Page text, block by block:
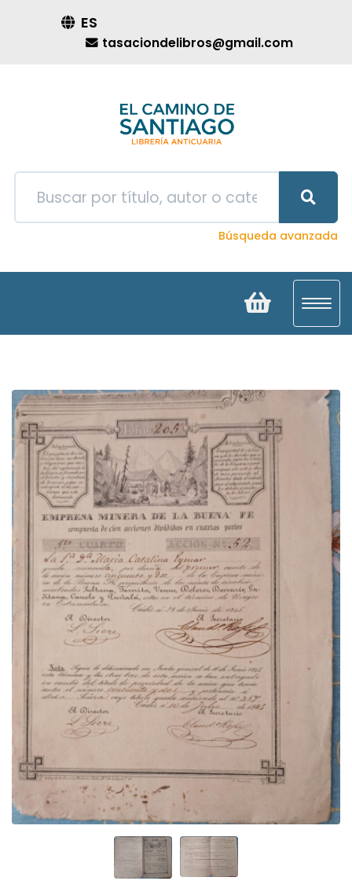
ES
tasaciondelibros@gmail.com
Búsqueda avanzada